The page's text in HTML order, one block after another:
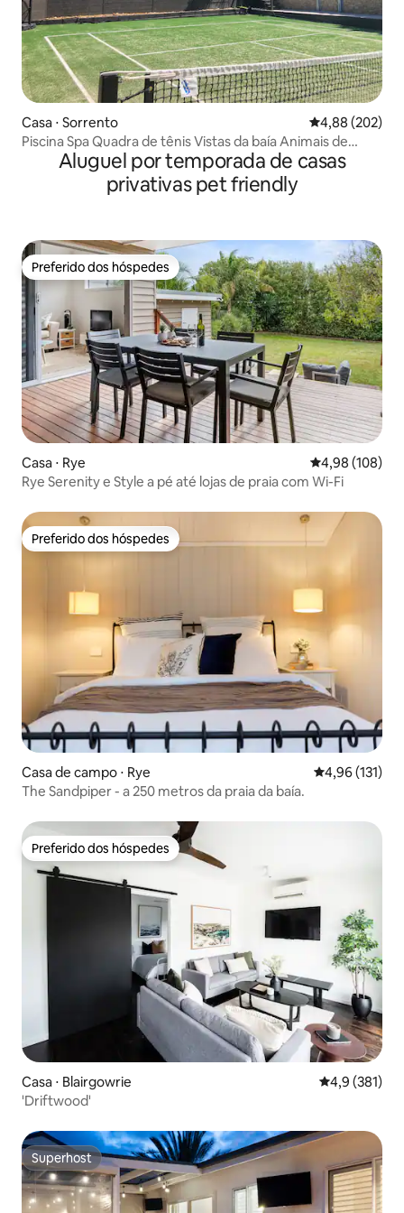
Casa ⋅ Sorrento 4,88 de uma
4,88 (202)
Piscina Spa Quadra de tênis Vistas da baía Animais de
estimaçãoAluguel por temporada de casas
privativas pet friendly
Preferido dos hóspedes
Preferido dos hóspedes
Casa ⋅ Rye 4,98 de uma
4,98 (108)
Rye Serenity e Style a pé até lojas de praia com Wi-Fi
Preferido dos hóspedes
Preferido dos hóspedes
Casa de campo ⋅ Rye 4,96 de uma
4,96 (131)
The Sandpiper - a 250 metros da praia da baía.
Preferido dos hóspedes
Preferido dos hóspedes
Casa ⋅ Blairgowrie 4,9 de uma
4,9 (381)
'Driftwood'
Superhost
Superhost